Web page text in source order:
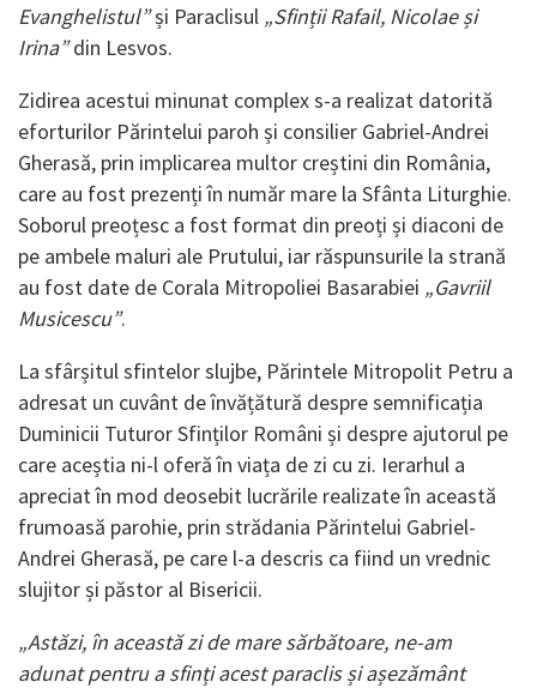
Evanghelistul”și Paraclisul „Sfinții Rafail, Nicolae și
Irina”din Lesvos.
Zidirea acestui minunat complex s-a realizat datorită
eforturilor Părintelui paroh și consilier Gabriel-Andrei
Gherasă, prin implicarea multor creștini din România,
care au fost prezenți în număr mare la Sfânta Liturghie.
Soborul preoțesc a fost format din preoți și diaconi de
pe ambele maluri ale Prutului, iar răspunsurile la strană
au fost date de Corala Mitropoliei Basarabiei „Gavriil
Musicescu”.
La sfârșitul sfintelor slujbe, Părintele Mitropolit Petru a
adresat un cuvânt de învățătură despre semnificația
Duminicii Tuturor Sfinților Români și despre ajutorul pe
care aceștia ni-l oferă în viața de zi cu zi. Ierarhul a
apreciat în mod deosebit lucrările realizate în această
frumoasă parohie, prin strădania Părintelui Gabriel-
Andrei Gherasă, pe care l-a descris ca fiind un vrednic
slujitor și păstor al Bisericii.
„Astăzi, în această zi de mare sărbătoare, ne-am
adunat pentru a sfinți acest paraclis și așezământ